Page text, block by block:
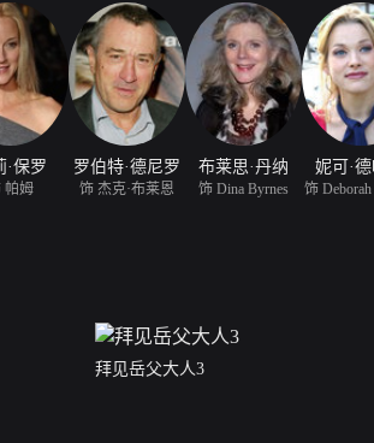
·保罗
帕姆
罗伯特·德尼罗
饰 杰克·布莱恩
布莱思·丹纳
饰 Dina Byrnes
妮可·
饰
拜见岳父大人3